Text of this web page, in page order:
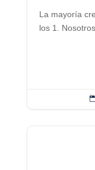
La mayoría
los 1.